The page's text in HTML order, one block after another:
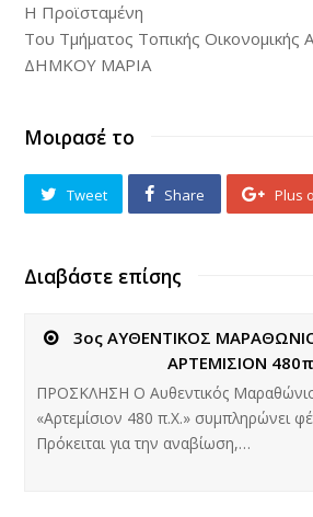
Η Προϊσταμένη
Του Τμήματος Τοπικής Οικονομικής
ΔΗΜΚΟΥ ΜΑΡΙΑ
Μοιρασέ το
Tweet Share Plus
Διαβάστε επίσης
3ος ΑΥΘΕΝΤΙΚΟΣ
ΑΡΤΕΜΙΣΙΟΝ
ΠΡΟΣΚΛΗΣΗ Ο Αυθεντικός
«Αρτεμίσιον 480 π.Χ.» συμπληρώνει
Πρόκειται για την αναβίωση,…